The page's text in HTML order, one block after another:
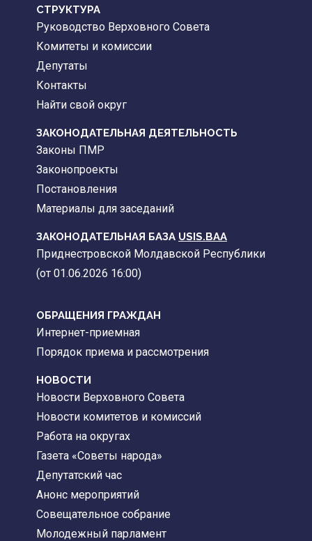
CТРУКТУРА
Руководство Верховного Совета
Комитеты и комиссии
Депутаты
Контакты
Найти свой округ
ЗАКОНОДАТЕЛЬНАЯ ДЕЯТЕЛЬНОСТЬ
Законы ПМР
Законопроекты
Постановления
Материалы для заседаний
ЗАКОНОДАТЕЛЬНАЯ БАЗА USIS.BAA
Приднестровской Молдавской Республики
(от 01.06.2026 16:00)
ОБРАЩЕНИЯ ГРАЖДАН
Интернет-приемная
Порядок приема и рассмотрения
НОВОСТИ
Новости Верховного Совета
Новости комитетов и комиссий
Работа на округах
Газета «Советы народа»
Депутатский час
Анонс мероприятий
Совещательное собрание
Молодежный парламент